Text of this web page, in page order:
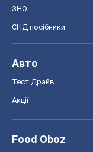
ЗНО
СНД посібники
Авто
Тест Драйв
Акції
Food Oboz